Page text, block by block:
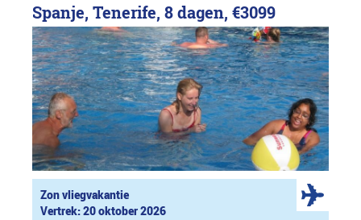
Spanje, Tenerife, 8 dagen, €3099
Zon vliegvakantie
Vertrek: 20 oktober 2026